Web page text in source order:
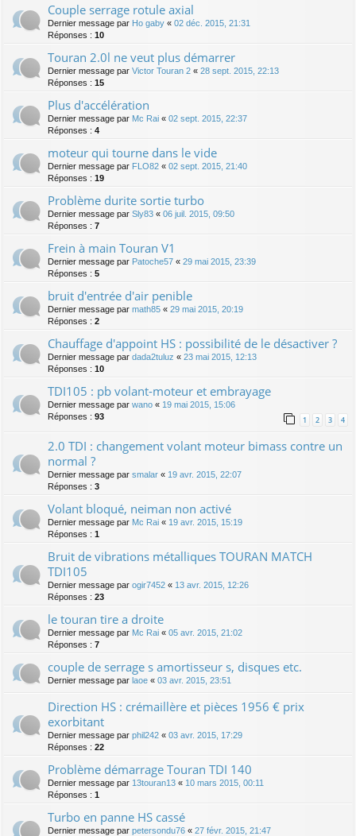
Couple serrage rotule axial
Dernier message par Ho gaby « 02 déc. 2015, 21:31
Réponses : 10
Touran 2.0l ne veut plus démarrer
Dernier message par Victor Touran 2 « 28 sept. 2015, 22:13
Réponses : 15
Plus d'accélération
Dernier message par Mc Rai « 02 sept. 2015, 22:37
Réponses : 4
moteur qui tourne dans le vide
Dernier message par FLO82 « 02 sept. 2015, 21:40
Réponses : 19
Problème durite sortie turbo
Dernier message par Sly83 « 06 juil. 2015, 09:50
Réponses : 7
Frein à main Touran V1
Dernier message par Patoche57 « 29 mai 2015, 23:39
Réponses : 5
bruit d'entrée d'air penible
Dernier message par math85 « 29 mai 2015, 20:19
Réponses : 2
Chauffage d'appoint HS : possibilité de le désactiver ?
Dernier message par dada2tuluz « 23 mai 2015, 12:13
Réponses : 10
TDI105 : pb volant-moteur et embrayage
Dernier message par wano « 19 mai 2015, 15:06
Réponses : 93 1 2 3 4
2.0 TDI : changement volant moteur bimass contre un
normal ?
Dernier message par smalar « 19 avr. 2015, 22:07
Réponses : 3
Volant bloqué, neiman non activé
Dernier message par Mc Rai « 19 avr. 2015, 15:19
Réponses : 1
Bruit de vibrations métalliques TOURAN MATCH
TDI105
Dernier message par ogir7452 « 13 avr. 2015, 12:26
Réponses : 23
le touran tire a droite
Dernier message par Mc Rai « 05 avr. 2015, 21:02
Réponses : 7
couple de serrage s amortisseur s, disques etc.
Dernier message par laoe « 03 avr. 2015, 23:51
Direction HS : crémaillère et pièces 1956 € prix
exorbitant
Dernier message par phil242 « 03 avr. 2015, 17:29
Réponses : 22
Problème démarrage Touran TDI 140
Dernier message par 13touran13 « 10 mars 2015, 00:11
Réponses : 1
Turbo en panne HS cassé
Dernier message par petersondu76 « 27 févr. 2015, 21:47